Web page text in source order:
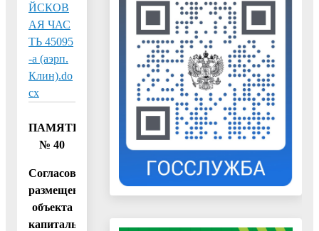
ЙСКОВ
АЯ ЧАС
ТЬ 45095
-а (аэрп.
Клин).do
cx
ПАМЯТКА
№ 40
Согласование
размещения
объекта
капитального